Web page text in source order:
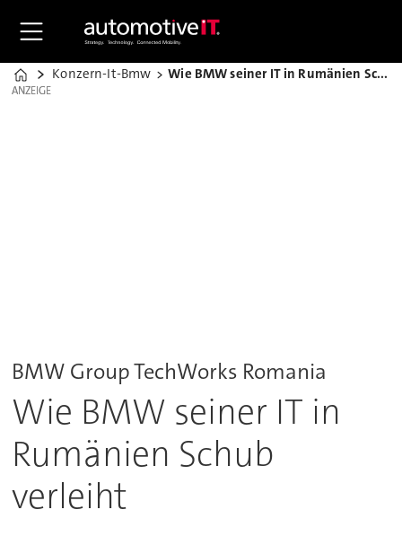
Home
Konzern-It-Bmw Wie BMW seiner IT in Rumänien Schub verleiht
ANZEIGE
ANZEIGE
BMW Group TechWorks Romania
Wie BMW seiner IT in
Rumänien Schub
verleiht